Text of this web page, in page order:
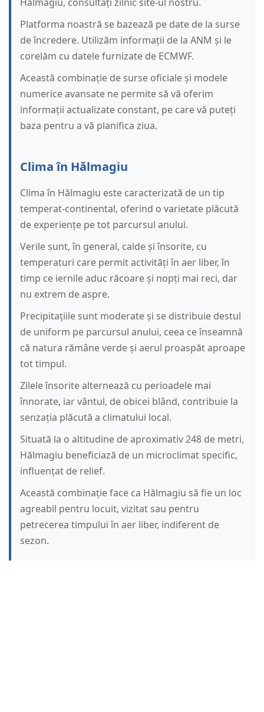
Platforma noastră se bazează pe date de la surse
de încredere. Utilizăm informații de la ANM și le
corelăm cu datele furnizate de ECMWF.
Această combinație de surse oficiale și modele
numerice avansate ne permite să vă oferim
informații actualizate constant, pe care vă puteți
baza pentru a vă planifica ziua.
Clima în Hălmagiu
Clima în Hălmagiu este caracterizată de un tip
temperat-continental, oferind o varietate plăcută
de experiențe pe tot parcursul anului.
Verile sunt, în general, calde și însorite, cu
temperaturi care permit activități în aer liber, în
timp ce iernile aduc răcoare și nopți mai reci, dar
nu extrem de aspre.
Precipitațiile sunt moderate și se distribuie destul
de uniform pe parcursul anului, ceea ce înseamnă
că natura rămâne verde și aerul proaspăt aproape
tot timpul.
Zilele însorite alternează cu perioadele mai
înnorate, iar vântul, de obicei blând, contribuie la
senzația plăcută a climatului local.
Situată la o altitudine de aproximativ 248 de metri,
Hălmagiu beneficiază de un microclimat specific,
influențat de relief.
Această combinație face ca Hălmagiu să fie un loc
agreabil pentru locuit, vizitat sau pentru
petrecerea timpului în aer liber, indiferent de
sezon.